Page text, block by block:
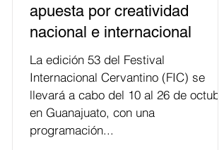
apuesta por creatividad
nacional e internacional
La edición 53 del Festival
Internacional Cervantino (FIC) se
llevará a cabo del 10 al 26 de octubre
en Guanajuato, con una
programación...